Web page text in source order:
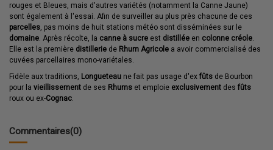
rouges et Bleues, mais d'autres variétés (notamment la Canne Jaune)
sont également à l'essai. Afin de surveiller au plus près chacune de ces
parcelles , pas moins de huit stations météo sont disséminées sur le
domaine . Après récolte, la canne à sucre est distillée en colonne créole
Elle est la première distillerie de Rhum Agricole a avoir commercialisé des
cuvées parcellaires mono-variétales.
Fidèle aux traditions, Longueteau ne fait pas usage d'ex fûts de Bourbon
pour la vieillissement de ses Rhums et emploie exclusivement des fûts
roux ou ex-Cognac.
Commentaires(0)